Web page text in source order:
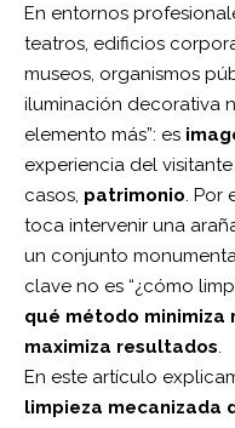
En entornos
teatros, edificios
museos, organismos
iluminación decorativa
elemento más”: es
experiencia del
casos, patrimonio. Por
toca intervenir una
un conjunto
clave no es “¿cómo
qué método minimiza
maximiza resultados.
En este artículo
limpieza mecanizada